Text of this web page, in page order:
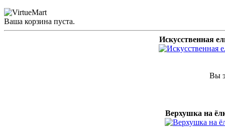
Ваша корзина пуста.
Искусственная
Вы
Верхушка на